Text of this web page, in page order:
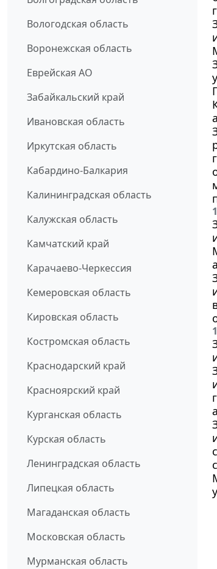
Вологодская область
Воронежская область
Еврейская АО
Забайкальский край
Ивановская область
Иркутская область
Кабардино-Балкария
Калининградская область
Калужская область
Камчатский край
Карачаево-Черкессия
Кемеровская область
Кировская область
Костромская область
Краснодарский край
Красноярский край
Курганская область
Курская область
Ленинградская область
Липецкая область
Магаданская область
Московская область
Мурманская область